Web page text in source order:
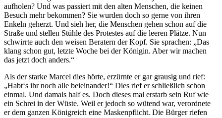
aufholen? Und was passiert mit den alten Menschen, die keinen
Besuch mehr bekommen? Sie wurden doch so gerne von ihren
Enkeln geherzt. Und sieh her, die Menschen gehen schon auf die
Straße und stellen Stühle des Protestes auf die leeren Plätze. Nun
schwirrte auch den weisen Beratern der Kopf. Sie sprachen: „Das
klang schon gut, letzte Woche bei der Königin. Aber wir machen
das jetzt doch anders.“
Als der starke Marcel dies hörte, erzürnte er gar grausig und rief:
„Habt‘s ihr noch alle beieinander!“ Dies rief er schließlich schon
einmal. Und damals half es. Doch dieses mal erstarb sein Ruf wie
ein Schrei in der Wüste. Weil er jedoch so wütend war, verordnete
er dem ganzen Königreich eine Maskenpflicht. Die Bürger riefen